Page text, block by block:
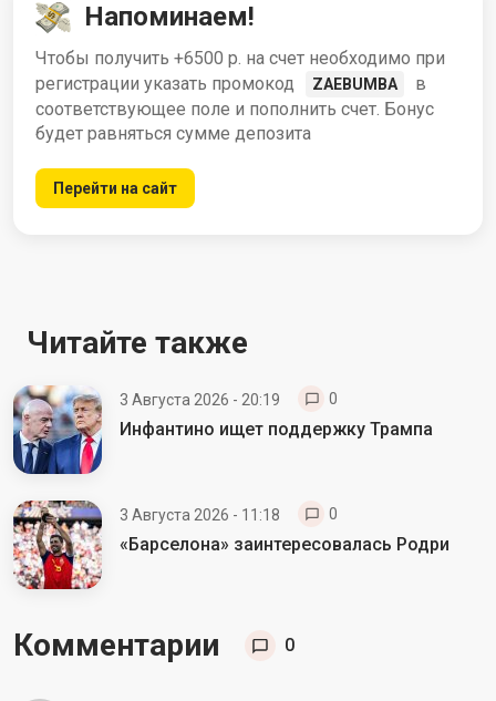
Напоминаем!
Чтобы получить +6500 р. на счет необходимо при
регистрации указать промокод
ZAEBUMBA
в
соответствующее поле и пополнить счет. Бонус
будет равняться сумме депозита
Перейти на сайт
Читайте также
3 Августа 2026 - 20:19 0
Инфантино ищет поддержку Трампа
3 Августа 2026 - 11:18 0
«Барселона» заинтересовалась Родри
Комментарии 0